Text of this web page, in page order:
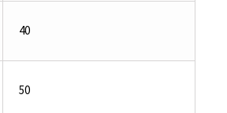
40
50